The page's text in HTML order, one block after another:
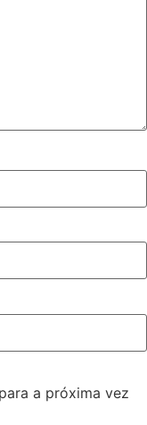
a próxima vez